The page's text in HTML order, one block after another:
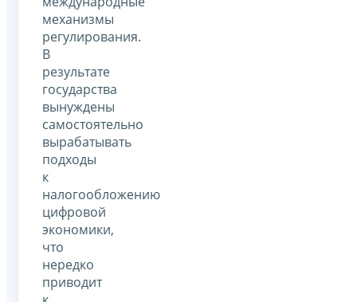
механизмы
регулирования.
В
результате
государства
вынуждены
самостоятельно
вырабатывать
подходы
к
налогообложению
цифровой
экономики,
что
нередко
приводит